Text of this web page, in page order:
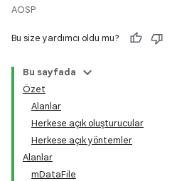
AOSP
Bu size yardımcı oldu mu?
Bu sayfada
Özet
Alanlar
Herkese açık oluşturucular
Herkese açık yöntemler
Alanlar
mDataFile